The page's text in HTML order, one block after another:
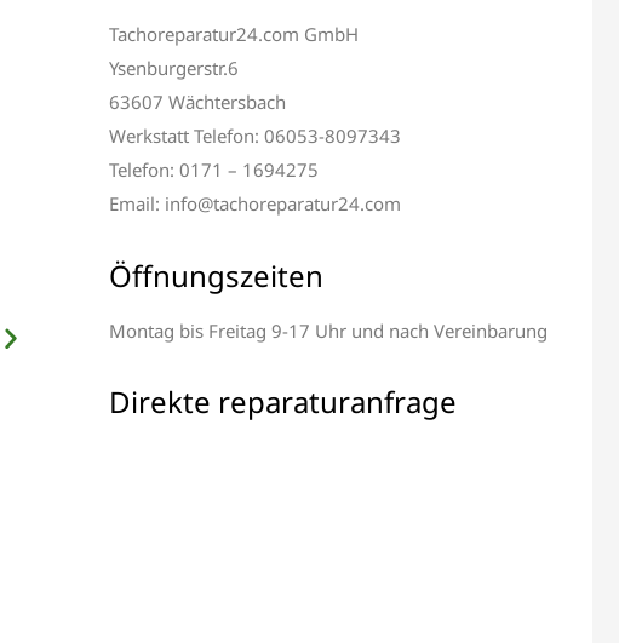
Reparatur
Tachoreparatur24.com GmbH
Ysenburgerstr.6
63607 Wächtersbach
Werkstatt Telefon: 06053-8097343
Telefon: 0171 – 1694275
Email: info@tachoreparatur24.com
Öffnungszeiten
Montag bis Freitag 9-17 Uhr und nach Vereinbarung
Direkte reparaturanfrage